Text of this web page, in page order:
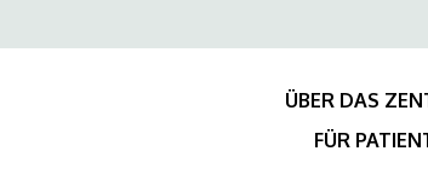
ÜBER DAS
FÜR